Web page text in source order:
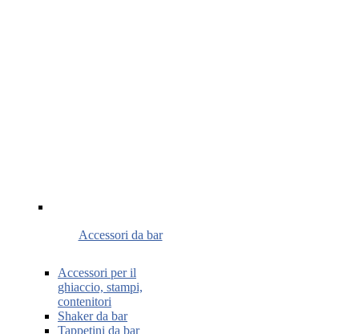
Accessori da bar
Accessori per il
ghiaccio, stampi,
contenitori
Shaker da bar
Tappetini da bar